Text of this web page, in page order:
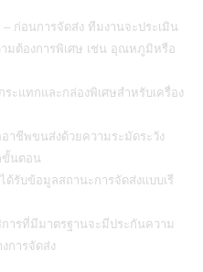
– ก่อนการจัดส่ง ทีมงานจะประเมิน
ามต้องการพิเศษ เช่น อุณหภูมิหรือ
ะแทกและกล่องพิเศษสำหรับเครื่อง
าชีพขนส่งด้วยความระมัดระวัง
ขั้นตอน
ด้รับข้อมูลสถานะการจัดส่งแบบเรี
การที่มีมาตรฐานจะมีประกันความ
การจัดส่ง